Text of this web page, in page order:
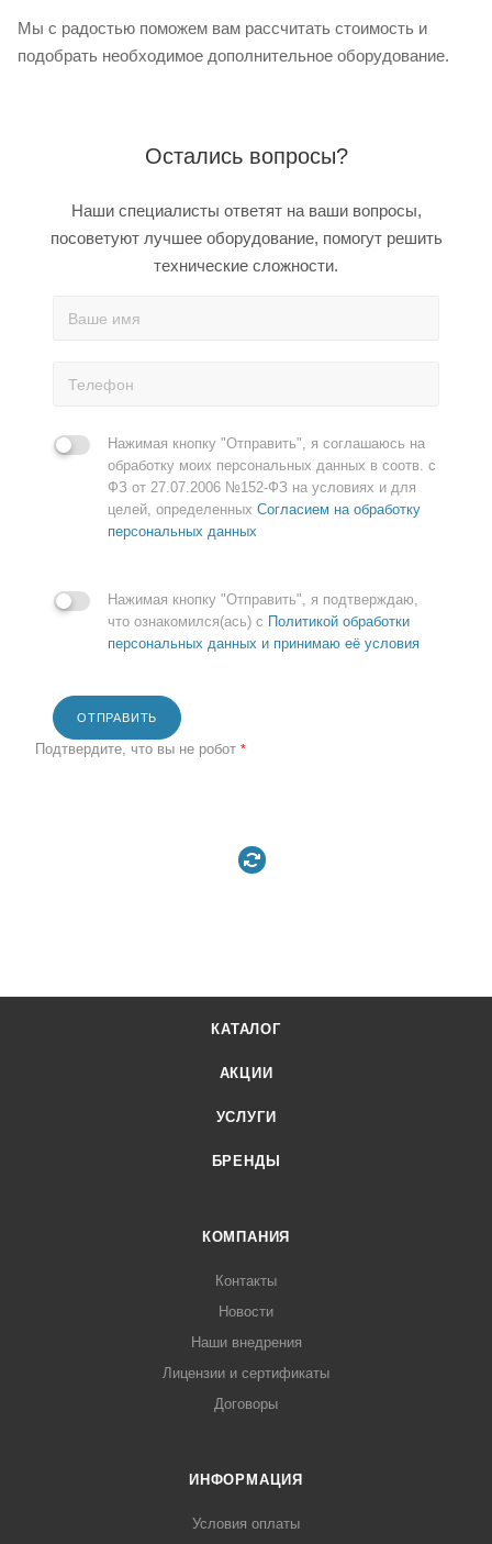
Мы с радостью поможем вам рассчитать стоимость и
подобрать необходимое дополнительное оборудование.
Остались вопросы?
Наши специалисты ответят на ваши вопросы,
посоветуют лучшее оборудование, помогут решить
технические сложности.
Нажимая кнопку "Отправить", я соглашаюсь на
обработку моих персональных данных в соотв. с
ФЗ от 27.07.2006 №152-ФЗ на условиях и для
целей, определенных Согласием на обработку
персональных данных
Нажимая кнопку "Отправить", я подтверждаю,
что ознакомился(ась) с Политикой обработки
персональных данных и принимаю её условия
ОТПРАВИТЬ
Подтвердите, что вы не робот *
КАТАЛОГ
АКЦИИ
УСЛУГИ
БРЕНДЫ
КОМПАНИЯ
Контакты
Новости
Наши внедрения
Лицензии и сертификаты
Договоры
ИНФОРМАЦИЯ
Условия оплаты